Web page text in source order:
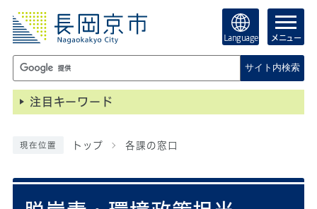
Language メニュー
サイト内検索
注目キーワード
現在位置 トップ 各課の窓口